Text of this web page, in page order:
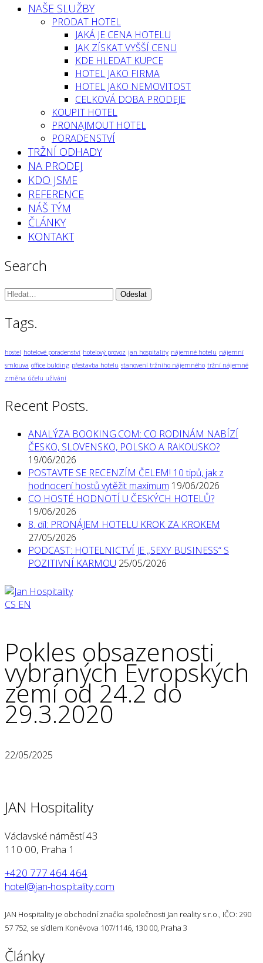
NAŠE SLUŽBY
PRODAT HOTEL
JAKÁ JE CENA HOTELU
JAK ZÍSKAT VYŠŠÍ CENU
KDE HLEDAT KUPCE
HOTEL JAKO FIRMA
HOTEL JAKO NEMOVITOST
CELKOVÁ DOBA PRODEJE
KOUPIT HOTEL
PRONAJMOUT HOTEL
PORADENSTVÍ
TRŽNÍ ODHADY
NA PRODEJ
KDO JSME
REFERENCE
NÁŠ TÝM
ČLÁNKY
KONTAKT
Search
Vyhledávání:
Tags.
hostel hotelové poradenství hotelový provoz jan hospitality nájemné hotelu nájemní
smlouva office bulding přestavba hotelu stanovení tržního nájemného tržní nájemné
změna účelu užívání
Recent Posts.
ANALÝZA BOOKING.COM: CO RODINÁM NABÍZÍ
ČESKO, SLOVENSKO, POLSKO A RAKOUSKO?
19/06/2026
POSTAVTE SE RECENZÍM ČELEM! 10 tipů, jak z
hodnocení hostů vytěžit maximum 19/06/2026
CO HOSTÉ HODNOTÍ U ČESKÝCH HOTELŮ?
19/06/2026
8. díl: PRONÁJEM HOTELU KROK ZA KROKEM
27/05/2026
PODCAST: HOTELNICTVÍ JE „SEXY BUSINESS“ S
POZITIVNÍ KARMOU 25/05/2026
CS EN
Pokles obsazenosti
vybraných Evropských
zemí od 24.2 do
29.3.2020
22/05/2025
JAN Hospitality
Václavské náměstí 43
110 00, Praha 1
+420 777 464 464
hotel@jan-hospitality.com
JAN Hospitality je obchodní značka společnosti Jan reality s.r.o., IČO: 290
57 752, se sídlem Koněvova 107/1146, 130 00, Praha 3
Články